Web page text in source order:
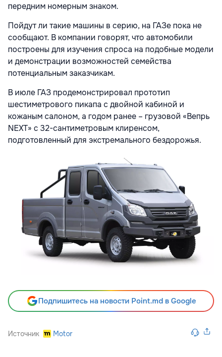
передним номерным знаком.
Пойдут ли такие машины в серию, на ГАЗе пока не
сообщают. В компании говорят, что автомобили
построены для изучения спроса на подобные модели
и демонстрации возможностей семейства
потенциальным заказчикам.
В июле ГАЗ продемонстрировал прототип
шестиметрового пикапа с двойной кабиной и
кожаным салоном, а годом ранее – грузовой «Вепрь
NEXT» с 32-сантиметровым клиренсом,
подготовленный для экстремального бездорожья.
Подпишитесь на новости Point.md в Google
Источник Motor